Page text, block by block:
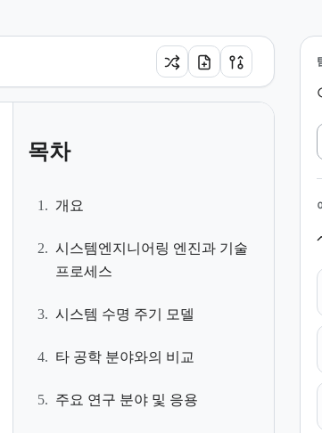
목차
1. 개요
2. 시스템엔지니어링 엔진과 기술
프로세스
3. 시스템 수명 주기 모델
4. 타 공학 분야와의 비교
5. 주요 연구 분야 및 응용